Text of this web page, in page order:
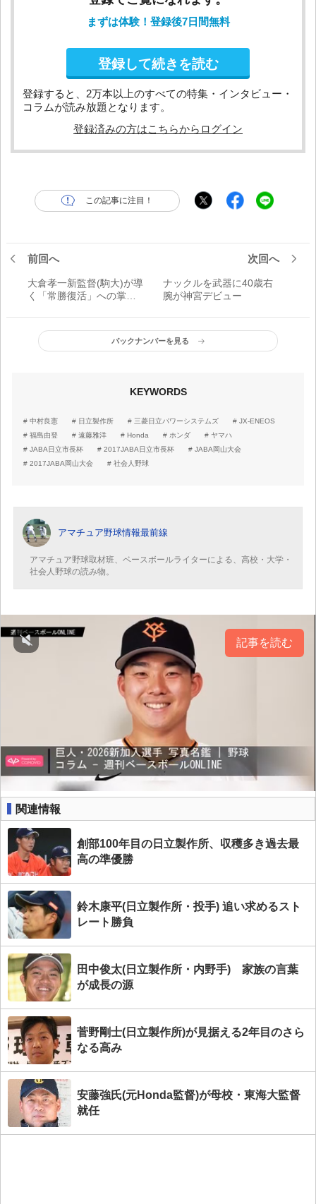
まずは体験！登録後7日間無料
登録して続きを読む
登録すると、2万本以上のすべての特集・インタビュー・
コラムが読み放題となります。
登録済みの方はこちらからログイン
この記事に注目！
前回へ
大倉孝一新監督(駒大)が導
く「常勝復活」への掌握
次回へ
ナックルを武器に40歳右
腕が神宮デビュー
バックナンバーを見る
KEYWORDS
中村良憲 日立製作所 三菱日立パワーシステムズ
JX-ENEOS
福島由登
遠藤雅洋 Honda ホンダ
ヤマハ
JABA日立市長杯
2017JABA日立市長杯
JABA岡山大会
2017JABA岡山大会
社会人野球
アマチュア野球情報最前線
アマチュア野球取材班、ベースボールライターによる、高校・大学・
社会人野球の読み物。
記事を読む
関連情報
創部100年目の日立製作所、収穫多き過去最
高の準優勝
鈴木康平(日立製作所・投手) 追い求めるスト
レート勝負
田中俊太(日立製作所・内野手) 家族の言葉
が成長の源
菅野剛士(日立製作所)が見据える2年目のさら
なる高み
安藤強氏(元Honda監督)が母校・東海大監督
就任